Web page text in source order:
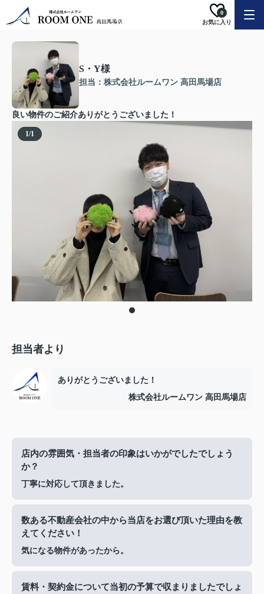
お気に入り
0
S・Y様
担当：株式会社ルームワン 高田馬場店
良い物件のご紹介ありがとうございました！
1/1
担当者より
ありがとうございました！
株式会社ルームワン 高田馬場店
店内の雰囲気・担当者の印象はいかがでしたでしょう
か？
丁寧に対応して頂きました。
数ある不動産会社の中から当店をお選び頂いた理由を教
えてください！
気になる物件があったから。
賃料・契約金について当初の予算で収まりましたでしょ